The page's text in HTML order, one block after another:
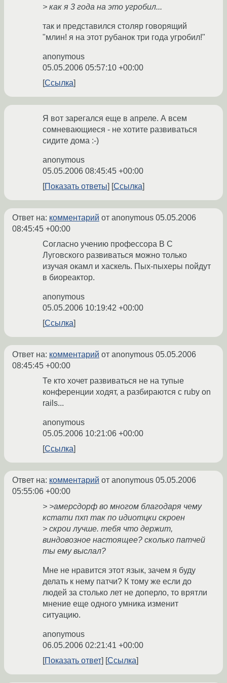
> как я 3 года на это угробил...
так и представился столяр говорящий
"млин! я на этот рубанок три года угробил!"
anonymous
05.05.2006 05:57:10 +00:00
Ссылка
Я вот зарегался еще в апреле. А всем
сомневающиеся - не хотите развиваться
сидите дома :-)
anonymous
05.05.2006 08:45:45 +00:00
Показать ответы
Ссылка
Ответ на: комментарий от anonymous 05.05.2006
08:45:45 +00:00
Согласно учению профессора В С
Луговского развиваться можно только
изучая окамл и хаскель. Пых-пыхеры пойдут
в биореактор.
anonymous
05.05.2006 10:19:42 +00:00
Ссылка
Ответ на: комментарий от anonymous 05.05.2006
08:45:45 +00:00
Те кто хочет развиваться не на тупые
конференции ходят, а разбираются с ruby on
rails...
anonymous
05.05.2006 10:21:06 +00:00
Ссылка
Ответ на: комментарий от anonymous 05.05.2006
05:55:06 +00:00
> >амерсдорф во многом благодаря чему
кстати пхп так по идиотцки скроен
> скрои лучше. тебя что держит,
виндовозное настоящее? сколько патчей
ты ему выслал?
Мне не нравится этот язык, зачем я буду
делать к нему патчи? К тому же если до
людей за столько лет не доперло, то врятли
мнение еще одного умника изменит
ситуацию.
anonymous
06.05.2006 02:21:41 +00:00
Показать ответ
Ссылка